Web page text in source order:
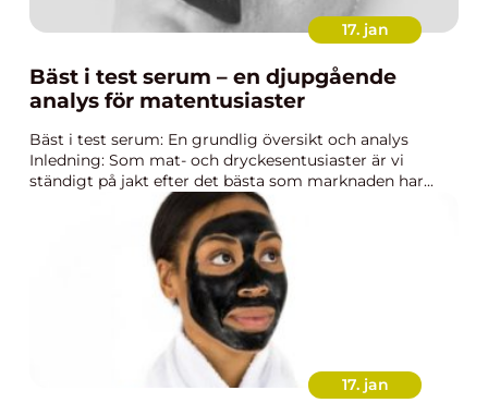
17. jan
Bäst i test serum – en djupgående
analys för matentusiaster
Bäst i test serum: En grundlig översikt och analys
Inledning: Som mat- och dryckesentusiaster är vi
ständigt på jakt efter det bästa som marknaden har...
17. jan